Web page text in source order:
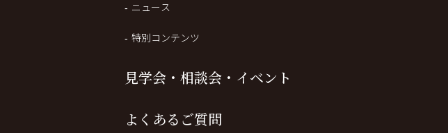
ニュース
特別コンテンツ
見学会・相談会・イベント
よくあるご質問